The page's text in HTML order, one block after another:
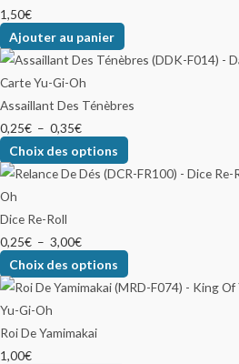
1,50€
Ajouter au panier
Assaillant Des Ténèbres
0,25€ – 0,35€
Choix des options
Dice Re-Roll
0,25€ – 3,00€
Choix des options
Roi De Yamimakai
1,00€